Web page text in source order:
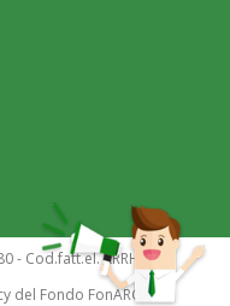
- Cod.fatt.el. KRRH6B9
del Fondo FonARCom